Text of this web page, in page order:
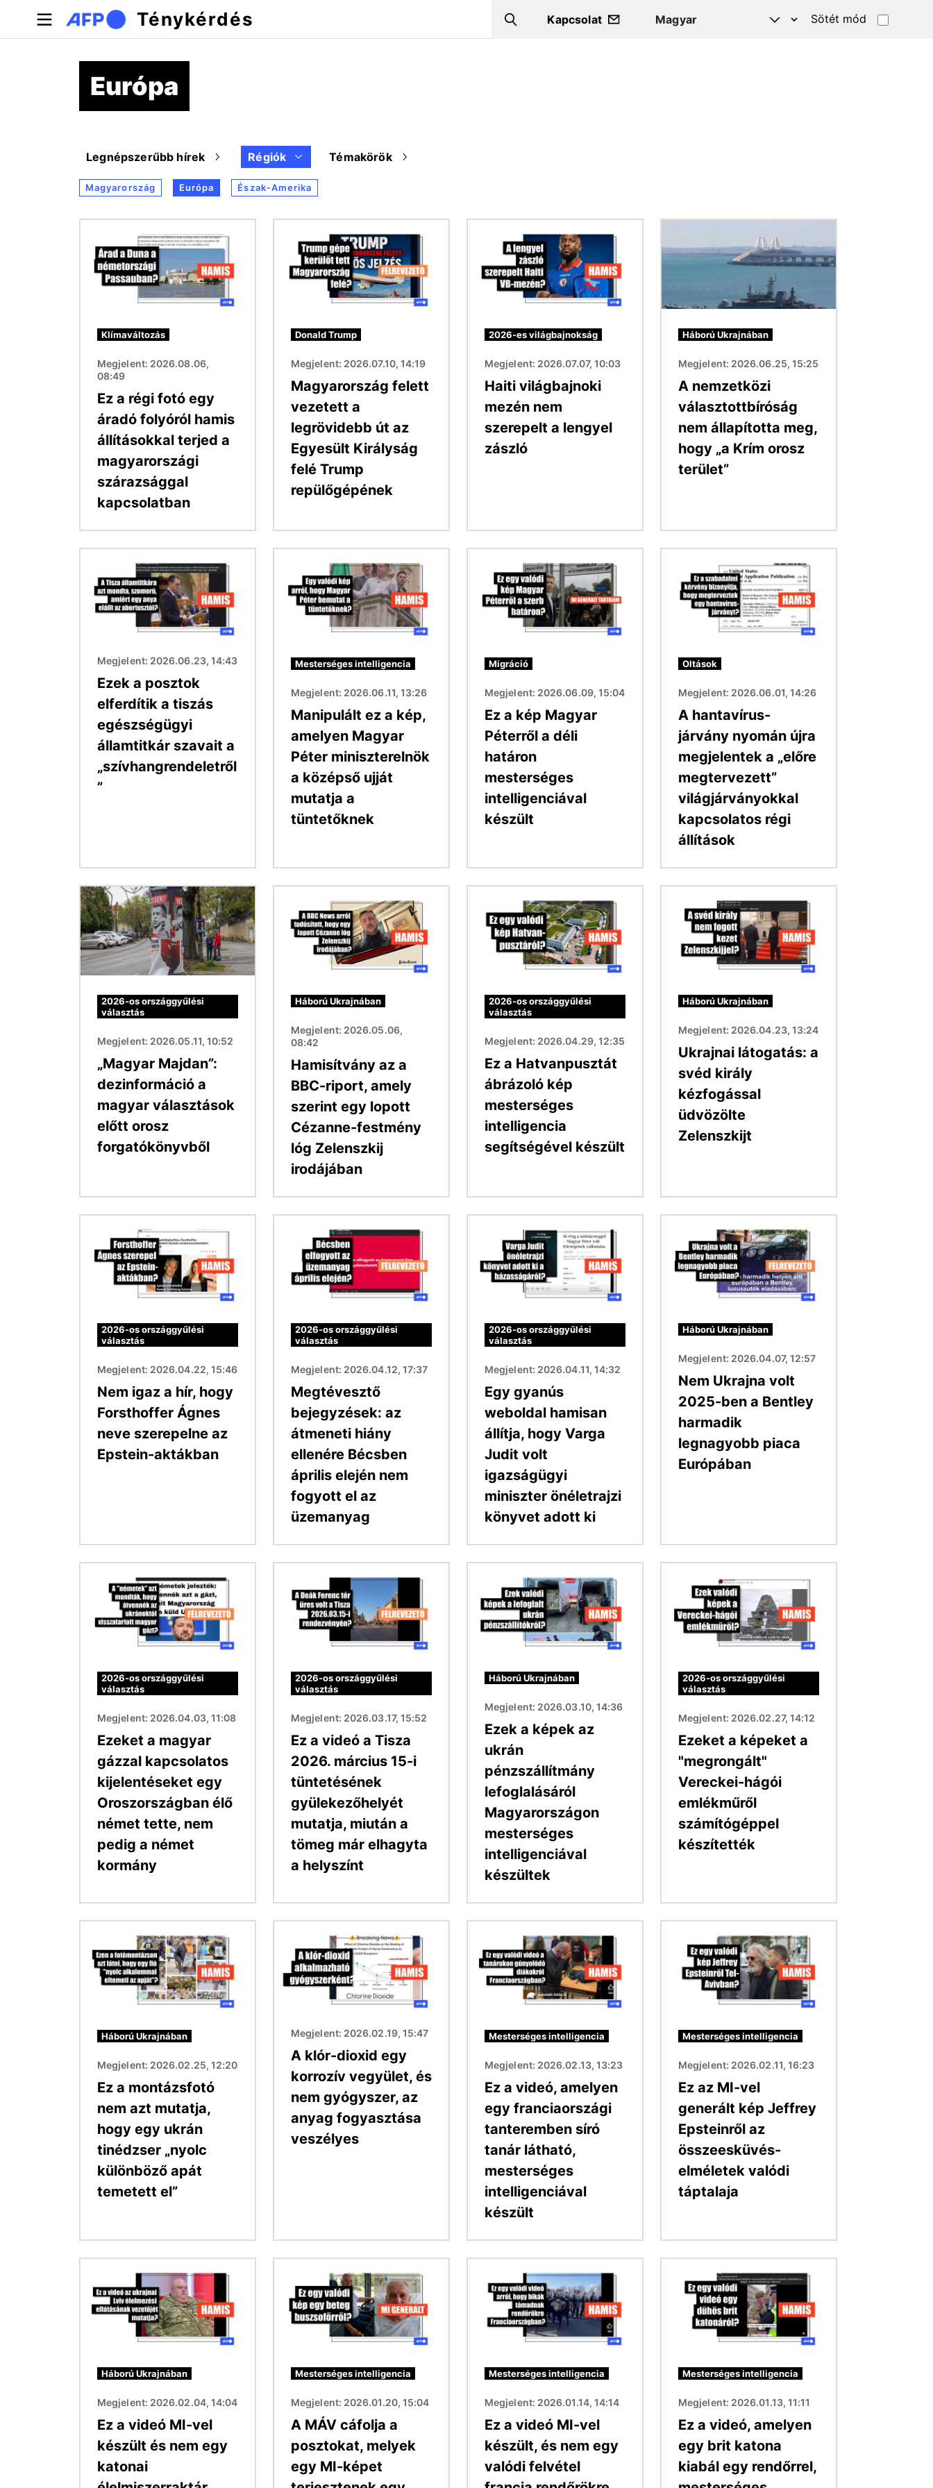
Ténykérdés Search
Kapcsolat Sötét mód
Európa
Legnépszerűbb hírek Régiók Témakörök
Magyarország Európa Észak-Amerika
Klímaváltozás
Megjelent: 2026.08.06,
08:49
Ez a régi fotó egy
áradó folyóról hamis
állításokkal terjed a
magyarországi
szárazsággal
kapcsolatban
Donald Trump
Megjelent: 2026.07.10, 14:19
Magyarország felett
vezetett a
legrövidebb út az
Egyesült Királyság
felé Trump
repülőgépének
2026-es világbajnokság
Megjelent: 2026.07.07, 10:03
Haiti világbajnoki
mezén nem
szerepelt a lengyel
zászló
Háború Ukrajnában
Megjelent: 2026.06.25, 15:25
A nemzetközi
választottbíróság
nem állapította meg,
hogy „a Krím orosz
terület”
Megjelent: 2026.06.23, 14:43
Ezek a posztok
elferdítik a tiszás
egészségügyi
államtitkár szavait a
„szívhangrendeletről
”
Mesterséges intelligencia
Megjelent: 2026.06.11, 13:26
Manipulált ez a kép,
amelyen Magyar
Péter miniszterelnök
a középső ujját
mutatja a
tüntetőknek
Migráció
Megjelent: 2026.06.09, 15:04
Ez a kép Magyar
Péterről a déli
határon
mesterséges
intelligenciával
készült
Oltások
Megjelent: 2026.06.01, 14:26
A hantavírus-
járvány nyomán újra
megjelentek a „előre
megtervezett”
világjárványokkal
kapcsolatos régi
állítások
Kép
2026-os országgyűlési
választás
Megjelent: 2026.05.11, 10:52
„Magyar Majdan”:
dezinformáció a
magyar választások
előtt orosz
forgatókönyvből
Háború Ukrajnában
Megjelent: 2026.05.06,
08:42
Hamisítvány az a
BBC-riport, amely
szerint egy lopott
Cézanne-festmény
lóg Zelenszkij
irodájában
2026-os országgyűlési
választás
Megjelent: 2026.04.29, 12:35
Ez a Hatvanpusztát
ábrázoló kép
mesterséges
intelligencia
segítségével készült
Háború Ukrajnában
Megjelent: 2026.04.23, 13:24
Ukrajnai látogatás: a
svéd király
kézfogással
üdvözölte
Zelenszkijt
2026-os országgyűlési
választás
Megjelent: 2026.04.22, 15:46
Nem igaz a hír, hogy
Forsthoffer Ágnes
neve szerepelne az
Epstein-aktákban
2026-os országgyűlési
választás
Megjelent: 2026.04.12, 17:37
Megtévesztő
bejegyzések: az
átmeneti hiány
ellenére Bécsben
április elején nem
fogyott el az
üzemanyag
2026-os országgyűlési
választás
Megjelent: 2026.04.11, 14:32
Egy gyanús
weboldal hamisan
állítja, hogy Varga
Judit volt
igazságügyi
miniszter önéletrajzi
könyvet adott ki
Háború Ukrajnában
Megjelent: 2026.04.07, 12:57
Nem Ukrajna volt
2025-ben a Bentley
harmadik
legnagyobb piaca
Európában
2026-os országgyűlési
választás
Megjelent: 2026.04.03, 11:08
Ezeket a magyar
gázzal kapcsolatos
kijelentéseket egy
Oroszországban élő
német tette, nem
pedig a német
kormány
2026-os országgyűlési
választás
Megjelent: 2026.03.17, 15:52
Ez a videó a Tisza
2026. március 15-i
tüntetésének
gyülekezőhelyét
mutatja, miután a
tömeg már elhagyta
a helyszínt
Háború Ukrajnában
Megjelent: 2026.03.10, 14:36
Ezek a képek az
ukrán
pénzszállítmány
lefoglalásáról
Magyarországon
mesterséges
intelligenciával
készültek
2026-os országgyűlési
választás
Megjelent: 2026.02.27, 14:12
Ezeket a képeket a
"megrongált"
Vereckei-hágói
emlékműről
számítógéppel
készítették
Háború Ukrajnában
Megjelent: 2026.02.25, 12:20
Ez a montázsfotó
nem azt mutatja,
hogy egy ukrán
tinédzser „nyolc
különböző apát
temetett el”
Megjelent: 2026.02.19, 15:47
A klór-dioxid egy
korrozív vegyület, és
nem gyógyszer, az
anyag fogyasztása
veszélyes
Mesterséges intelligencia
Megjelent: 2026.02.13, 13:23
Ez a videó, amelyen
egy franciaországi
tanteremben síró
tanár látható,
mesterséges
intelligenciával
készült
Mesterséges intelligencia
Megjelent: 2026.02.11, 16:23
Ez az MI-vel
generált kép Jeffrey
Epsteinről az
összeesküvés-
elméletek valódi
táptalaja
Háború Ukrajnában
Megjelent: 2026.02.04, 14:04
Ez a videó MI-vel
készült és nem egy
katonai
Mesterséges intelligencia
Megjelent: 2026.01.20, 15:04
A MÁV cáfolja a
posztokat, melyek
egy MI-képet
Mesterséges intelligencia
Megjelent: 2026.01.14, 14:14
Ez a videó MI-vel
készült, és nem egy
valódi felvétel
Mesterséges intelligencia
Megjelent: 2026.01.13, 11:11
Ez a videó, amelyen
egy brit katona
kiabál egy rendőrrel,